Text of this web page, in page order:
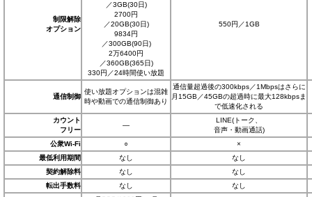
制限解除
オプション
／3GB(30日)
2700円
／20GB(30日)
9834円
／300GB(90日)
2万6400円
／360GB(365日)
330円／24時間使い放題
550円／1GB
通信制御
使い放題オプションは混雑
時や動画での通信制御あり
通信量超過後の300kbps／1Mbpsはさらに
月15GB／45GBの超過時に最大128kbpsま
で低速化される
カウント
フリー
―
LINE(トーク、
音声・動画通話)
公衆Wi-Fi
○
×
最低利用期間
なし
なし
契約解除料
なし
なし
転出手数料
なし なし